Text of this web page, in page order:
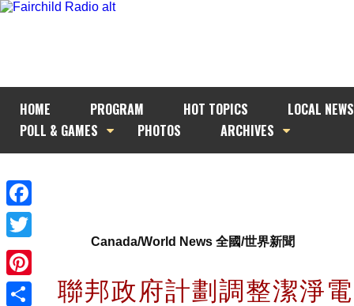
HOME PROGRAM HOT TOPICS
LOCAL NEWS
POLL & GAMES
PHOTOS ARCHIVES
Facebook
Twitter
Pinterest
Canada/World News 全國/世界新聞
聯邦政府計劃調整潔淨